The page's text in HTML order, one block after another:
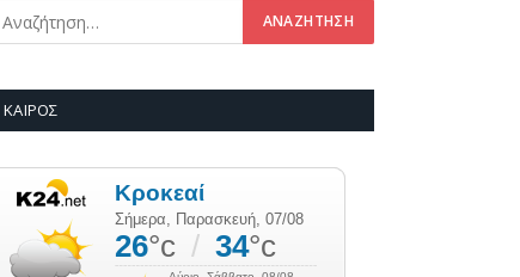
ΚΑΙΡΌΣ